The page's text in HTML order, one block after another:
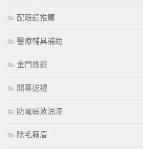
配眼鏡推薦
醫療輔具補助
金門旅遊
開幕送禮
防電磁波油漆
除毛霧眉